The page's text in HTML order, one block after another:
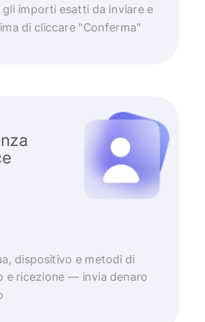
importi esatti da inviare e
di cliccare "Conferma"
dispositivo e metodi di
e ricezione — invia denaro